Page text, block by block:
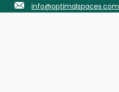
info@optimalspaces.com